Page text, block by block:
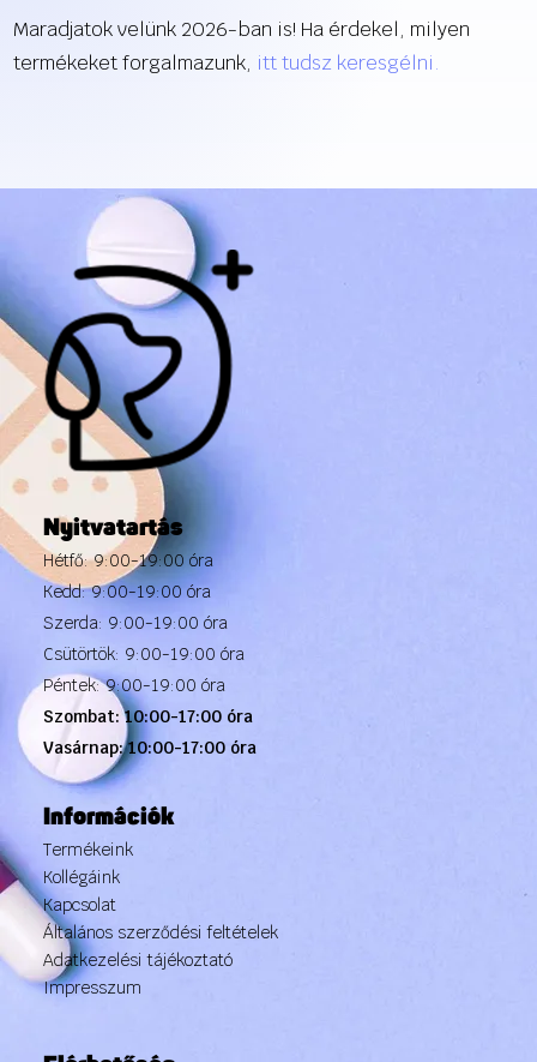
Maradjatok velünk 2026-ban is! Ha érdekel, milyen
termékeket forgalmazunk, itt tudsz keresgélni.
Nyitvatartás
Hétfő: 9:00-19:00 óra
Kedd: 9:00-19:00 óra
Szerda: 9:00-19:00 óra
Csütörtök: 9:00-19:00 óra
Péntek: 9:00-19:00 óra
Szombat: 10:00-17:00 óra
Vasárnap: 10:00-17:00 óra
Információk
Termékeink
Kollégáink
Kapcsolat
Általános szerződési feltételek
Adatkezelési tájékoztató
Impresszum